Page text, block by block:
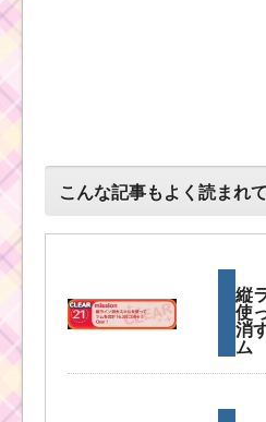
こんな記事もよく読まれ
縦
使
消
ム